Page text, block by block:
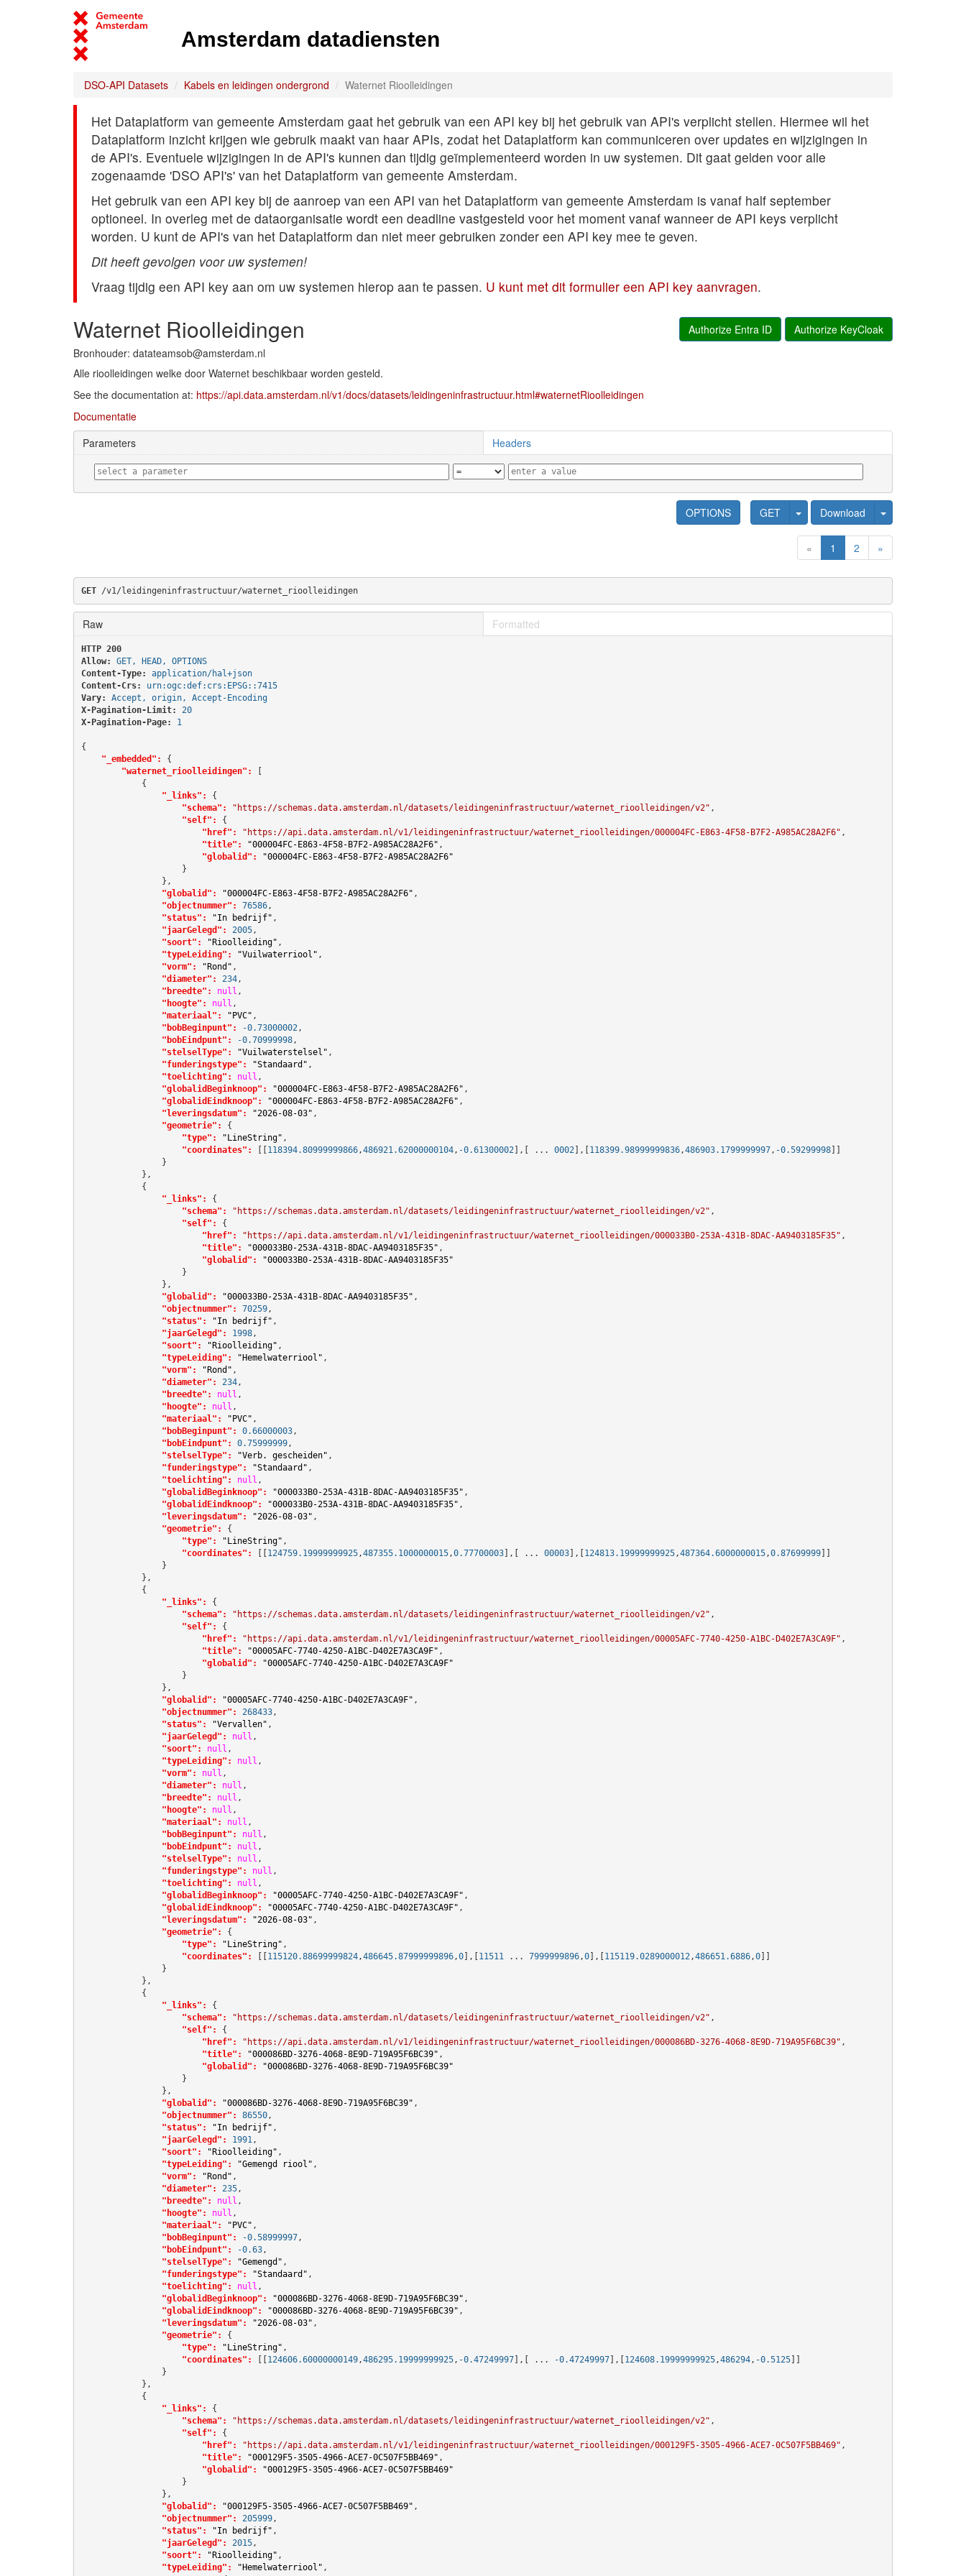
Amsterdam datadiensten
DSO-API Datasets Kabels en leidingen ondergrond Waternet Rioolleidingen
Het Dataplatform van gemeente Amsterdam gaat het gebruik van een API key bij het gebruik van API's verplicht stellen. Hiermee wil het
Dataplatform inzicht krijgen wie gebruik maakt van haar APIs, zodat het Dataplatform kan communiceren over updates en wijzigingen in
de API's. Eventuele wijzigingen in de API's kunnen dan tijdig geïmplementeerd worden in uw systemen. Dit gaat gelden voor alle
zogenaamde 'DSO API's' van het Dataplatform van gemeente Amsterdam.
Het gebruik van een API key bij de aanroep van een API van het Dataplatform van gemeente Amsterdam is vanaf half september
optioneel. In overleg met de dataorganisatie wordt een deadline vastgesteld voor het moment vanaf wanneer de API keys verplicht
worden. U kunt de API's van het Dataplatform dan niet meer gebruiken zonder een API key mee te geven.
Dit heeft gevolgen voor uw systemen!
Vraag tijdig een API key aan om uw systemen hierop aan te passen. U kunt met dit formulier een API key aanvragen.
Authorize KeyCloak
Authorize Entra ID
Waternet Rioolleidingen
Bronhouder: datateamsob@amsterdam.nl
Alle rioolleidingen welke door Waternet beschikbaar worden gesteld.
See the documentation at: https://api.data.amsterdam.nl/v1/docs/datasets/leidingeninfrastructuur.html#waternetRioolleidingen
Documentatie
Parameters
Headers
GET Download
OPTIONS
« 1 2 »
GET /v1/leidingeninfrastructuur/waternet_rioolleidingen
Raw Formatted
HTTP 200
Allow:
GET, HEAD, OPTIONS
Content-Type:
application/hal+json
Content-Crs:
urn:ogc:def:crs:EPSG::7415
Vary:
Accept, origin, Accept-Encoding
X-Pagination-Limit:
20
X-Pagination-Page:
1
{
"_embedded":
{
"waternet_rioolleidingen":
[
            {
"_links":
{
"schema":
"https://schemas.data.amsterdam.nl/datasets/leidingeninfrastructuur/waternet_rioolleidingen/v2" ,
"self":
{
"href":
"https://api.data.amsterdam.nl/v1/leidingeninfrastructuur/waternet_rioolleidingen/000004FC-E863-4F58-B7F2-A985AC28A2F6" ,
"title":
"000004FC-E863-4F58-B7F2-A985AC28A2F6" ,
"globalid":
"000004FC-E863-4F58-B7F2-A985AC28A2F6"
                    }
                },
"globalid":
"000004FC-E863-4F58-B7F2-A985AC28A2F6" ,
"objectnummer":
76586,
"status":
"In bedrijf" ,
"jaarGelegd":
2005,
"soort":
"Rioolleiding" ,
"typeLeiding":
"Vuilwaterriool" ,
"vorm":
"Rond" ,
"diameter":
234,
"breedte":
null ,
"hoogte":
null ,
"materiaal":
"PVC" ,
"bobBeginpunt":
-0.73000002 ,
"bobEindpunt":
-0.70999998,
"stelselType":
"Vuilwaterstelsel" ,
"funderingstype":
"Standaard" ,
"toelichting":
null ,
"globalidBeginknoop":
"000004FC-E863-4F58-B7F2-A985AC28A2F6" ,
"globalidEindknoop":
"000004FC-E863-4F58-B7F2-A985AC28A2F6" ,
"leveringsdatum":
"2026-08-03" ,
"geometrie":
{
"type":
"LineString" ,
"coordinates":
[[118394.80999999866,486921.62000000104, -0.61300002 ],[ ... 0002 ],[118399.98999999836,486903.1799999997, -0.59299998]]
                }
            },
            {
"_links":
{
"schema":
"https://schemas.data.amsterdam.nl/datasets/leidingeninfrastructuur/waternet_rioolleidingen/v2" ,
"self":
{
"href":
"https://api.data.amsterdam.nl/v1/leidingeninfrastructuur/waternet_rioolleidingen/000033B0-253A-431B-8DAC-AA9403185F35" ,
"title":
"000033B0-253A-431B-8DAC-AA9403185F35" ,
"globalid":
"000033B0-253A-431B-8DAC-AA9403185F35"
                    }
                },
"globalid":
"000033B0-253A-431B-8DAC-AA9403185F35" ,
"objectnummer":
70259,
"status":
"In bedrijf" ,
"jaarGelegd":
1998,
"soort":
"Rioolleiding" ,
"typeLeiding":
"Hemelwaterriool" ,
"vorm":
"Rond" ,
"diameter":
234,
"breedte":
null ,
"hoogte":
null ,
"materiaal":
"PVC" ,
"bobBeginpunt":
0.66000003,
"bobEindpunt":
0.75999999,
"stelselType":
"Verb. gescheiden" ,
"funderingstype":
"Standaard" ,
"toelichting":
null ,
"globalidBeginknoop":
"000033B0-253A-431B-8DAC-AA9403185F35" ,
"globalidEindknoop":
"000033B0-253A-431B-8DAC-AA9403185F35" ,
"leveringsdatum":
"2026-08-03" ,
"geometrie":
{
"type":
"LineString" ,
"coordinates":
[[124759.19999999925,487355.1000000015,0.77700003],[ ... 00003],[124813.19999999925,487364.6000000015,0.87699999]]
                }
            },
            {
"_links":
{
"schema":
"https://schemas.data.amsterdam.nl/datasets/leidingeninfrastructuur/waternet_rioolleidingen/v2" ,
"self":
{
"href":
"https://api.data.amsterdam.nl/v1/leidingeninfrastructuur/waternet_rioolleidingen/00005AFC-7740-4250-A1BC-D402E7A3CA9F" ,
"title":
"00005AFC-7740-4250-A1BC-D402E7A3CA9F" ,
"globalid":
"00005AFC-7740-4250-A1BC-D402E7A3CA9F"
                    }
                },
"globalid":
"00005AFC-7740-4250-A1BC-D402E7A3CA9F" ,
"objectnummer":
268433,
"status":
"Vervallen" ,
"jaarGelegd":
null ,
"soort":
null ,
"typeLeiding":
null ,
"vorm":
null ,
"diameter":
null ,
"breedte":
null ,
"hoogte":
null ,
"materiaal":
null ,
"bobBeginpunt":
null ,
"bobEindpunt":
null ,
"stelselType":
null ,
"funderingstype":
null ,
"toelichting":
null ,
"globalidBeginknoop":
"00005AFC-7740-4250-A1BC-D402E7A3CA9F" ,
"globalidEindknoop":
"00005AFC-7740-4250-A1BC-D402E7A3CA9F" ,
"leveringsdatum":
"2026-08-03" ,
"geometrie":
{
"type":
"LineString" ,
"coordinates":
[[115120.88699999824,486645.87999999896,0],[11511 ... 7999999896,0],[115119.0289000012 ,486651.6886,0]]
                }
            },
            {
"_links":
{
"schema":
"https://schemas.data.amsterdam.nl/datasets/leidingeninfrastructuur/waternet_rioolleidingen/v2" ,
"self":
{
"href":
"https://api.data.amsterdam.nl/v1/leidingeninfrastructuur/waternet_rioolleidingen/000086BD-3276-4068-8E9D-719A95F6BC39" ,
"title":
"000086BD-3276-4068-8E9D-719A95F6BC39" ,
"globalid":
"000086BD-3276-4068-8E9D-719A95F6BC39"
                    }
                },
"globalid":
"000086BD-3276-4068-8E9D-719A95F6BC39" ,
"objectnummer":
86550,
"status":
"In bedrijf" ,
"jaarGelegd":
1991 ,
"soort":
"Rioolleiding" ,
"typeLeiding":
"Gemengd riool" ,
"vorm":
"Rond" ,
"diameter":
235,
"breedte":
null ,
"hoogte":
null ,
"materiaal":
"PVC" ,
"bobBeginpunt":
-0.58999997,
"bobEindpunt":
-0.63,
"stelselType":
"Gemengd" ,
"funderingstype":
"Standaard" ,
"toelichting":
null ,
"globalidBeginknoop":
"000086BD-3276-4068-8E9D-719A95F6BC39" ,
"globalidEindknoop":
"000086BD-3276-4068-8E9D-719A95F6BC39" ,
"leveringsdatum":
"2026-08-03" ,
"geometrie":
{
"type":
"LineString" ,
"coordinates":
[[124606.60000000149,486295.19999999925, -0.47249997],[ ... -0.47249997],[124608.19999999925,486294, -0.5125]]
                }
            },
            {
"_links":
{
"schema":
"https://schemas.data.amsterdam.nl/datasets/leidingeninfrastructuur/waternet_rioolleidingen/v2" ,
"self":
{
"href":
"https://api.data.amsterdam.nl/v1/leidingeninfrastructuur/waternet_rioolleidingen/000129F5-3505-4966-ACE7-0C507F5BB469" ,
"title":
"000129F5-3505-4966-ACE7-0C507F5BB469" ,
"globalid":
"000129F5-3505-4966-ACE7-0C507F5BB469"
                    }
                },
"globalid":
"000129F5-3505-4966-ACE7-0C507F5BB469" ,
"objectnummer":
205999,
"status":
"In bedrijf" ,
"jaarGelegd":
2015,
"soort":
"Rioolleiding" ,
"typeLeiding":
"Hemelwaterriool" ,